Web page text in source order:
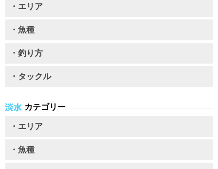
・エリア
・魚種
・釣り方
・タックル
カテゴリー
・エリア
・魚種